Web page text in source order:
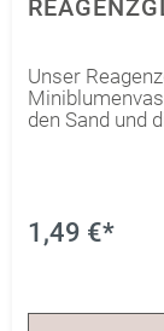
Unser
den Sand und
sicher
1,49 €*